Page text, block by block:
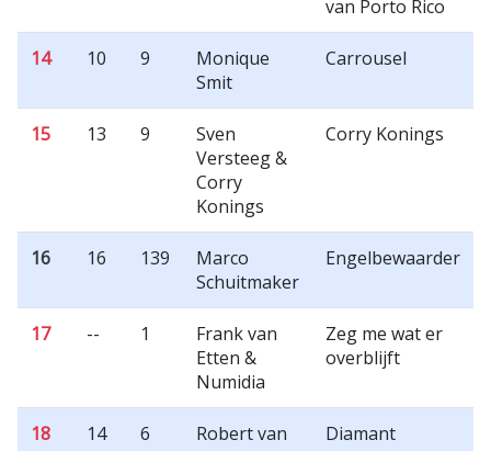
van Porto Rico
14 10 9
Monique
Smit
Carrousel
15 13 9
Sven
Versteeg &
Corry
Konings
Corry Konings
16 16 139
Marco
Schuitmaker
Engelbewaarder
17 -- 1
Frank van
Etten &
Numidia
Zeg me wat er
overblijft
18 14 6
Robert van
Diamant